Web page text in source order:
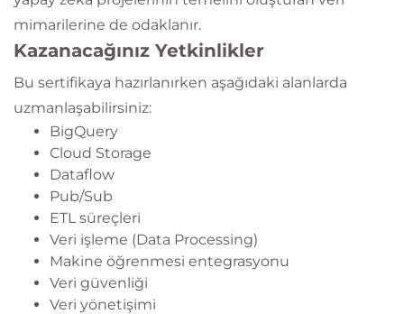
mimarilerine de odaklanır.
Kazanacağınız Yetkinlikler
Bu sertifikaya hazırlanırken aşağıdaki alanlarda
uzmanlaşabilirsiniz:
BigQuery
Cloud Storage
Dataflow
Pub/Sub
ETL süreçleri
Veri işleme (Data Processing)
Makine öğrenmesi entegrasyonu
Veri güvenliği
Veri yönetişimi